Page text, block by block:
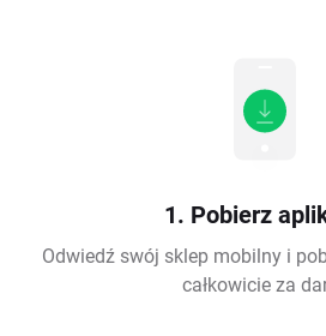
1. Pobierz
Odwiedź swój sklep mobilny i
całkowicie za